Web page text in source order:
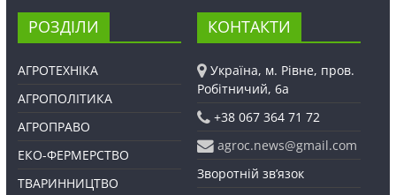
РОЗДІЛИ
АГРОТЕХНІКА
АГРОПОЛІТИКА
АГРОПРАВО
ЕКО-ФЕРМЕРСТВО
ТВАРИННИЦТВО
КОНТАКТИ
Україна, м. Рівне, пров.
Робітничий, 6а
+38 067 364 71 72
agroc.news@gmail.com
Зворотній зв’язок